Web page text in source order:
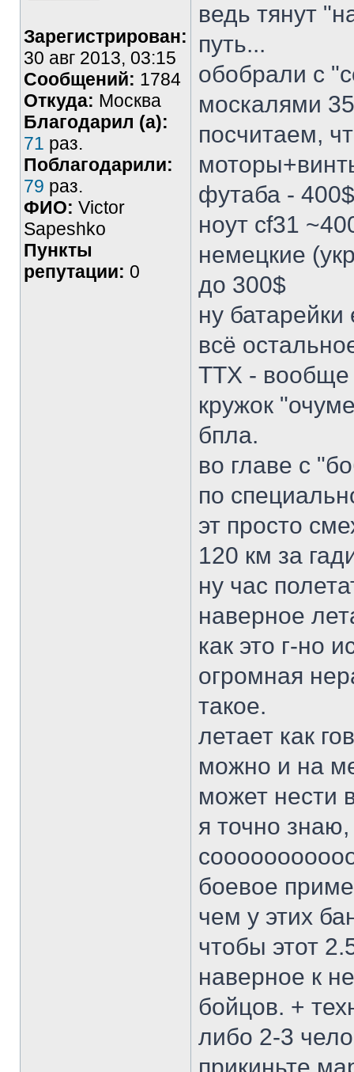
Зарегистрирован:
30 авг 2013, 03:15
Сообщений: 1784
Откуда: Москва
Благодарил (а):
71 раз.
Поблагодарили:
79 раз.
ФИО: Victor
Sapeshko
Пункты
репутации: 0
ведь тянут
путь...
обобрали с
москалями
посчитаем,
футаба - 400$
ноут cf31
немецкие
до 300$
ну
всё
ТТХ - вообще
кружок
бпла.
во главе с
по
эт просто
120 км за
ну час
наверное
как это г-но
огромная
такое.
летает как
можно и на
может нести
я точно
боевое
чем у этих
чтобы этот
наверное к
бойцов. +
либо 2-3